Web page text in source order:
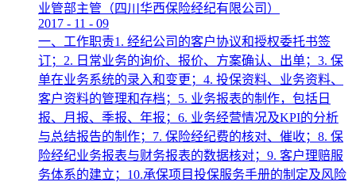
业管部主管（四川华西保险经纪有限公司）
2017 - 11 - 09
一、工作职责1. 经纪公司的客户协议和授权委托书签
订；2. 日常业务的询价、报价、方案确认、出单；3. 保
单在业务系统的录入和变更；4. 投保资料、业务资料、
客户资料的管理和存档；5. 业务报表的制作，包括日
报、月报、季报、年报；6. 业务经营情况及KPI的分析
与总结报告的制作；7. 保险经纪费的核对、催收；8. 保
险经纪业务报表与财务报表的数据核对；9. 客户理赔服
务体系的建立；10.承保项目投保服务手册的制定及风险